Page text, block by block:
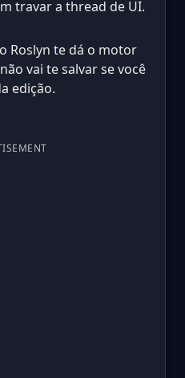
travar a thread de UI.
Roslyn te dá o motor
vai te salvar se você
edição.